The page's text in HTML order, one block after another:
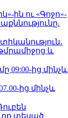
ին ու «Գոջո»-
և
09:00-ից մինչև
ից մինչև
տեսած